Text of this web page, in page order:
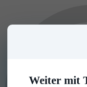
Weiter mit